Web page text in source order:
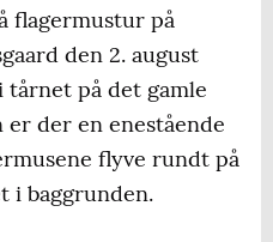
flagermustur på
den 2. august
tårnet på det gamle
er der en enestående
flyve rundt på
i baggrunden.